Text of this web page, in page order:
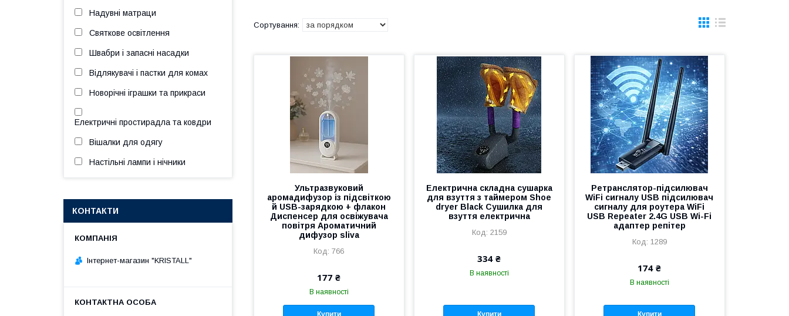
Ультразвуковий
аромадифузор із підсвіткою
й USB-зарядкою + флакон
Диспенсер для освіжувача
повітря Ароматичний
дифузор sliva
766
177 ₴
В наявності
Електрична складна сушарка
для взуття з таймером Shoe
dryer Black Сушилка для
взуття електрична
2159
334 ₴
В наявності
Ретранслятор-підсилювач
WiFi сигналу USB підсилювач
сигналу для роутера WiFi
USB Repeater 2.4G USB Wi-Fi
адаптер репітер
1289
174 ₴
В наявності
Надувні матраци
Святкове освітлення
Швабри і запасні насадки
Відлякувачі і пастки для комах
Новорічні іграшки та прикраси
Електричні простирадла та ковдри
Вішалки для одягу
Настільні лампи і нічники
КОНТАКТИ
Інтернет-магазин "KRISTALL"